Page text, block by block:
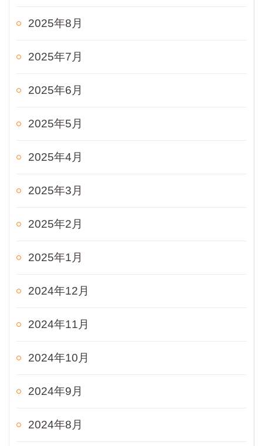
2025年8月
2025年7月
2025年6月
2025年5月
2025年4月
2025年3月
2025年2月
2025年1月
2024年12月
2024年11月
2024年10月
2024年9月
2024年8月